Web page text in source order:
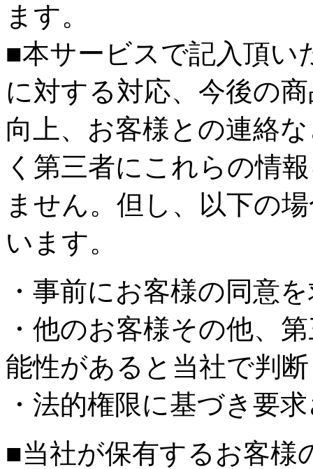
ます。
■本サービスで記入頂い
に対する対応、今後の
向上、お客様との連絡
く第三者にこれらの情
ません。但し、以下の
います。
・事前にお客様の同意
・他のお客様その他、
能性があると当社で判
・法的権限に基づき要
■当社が保有するお客様